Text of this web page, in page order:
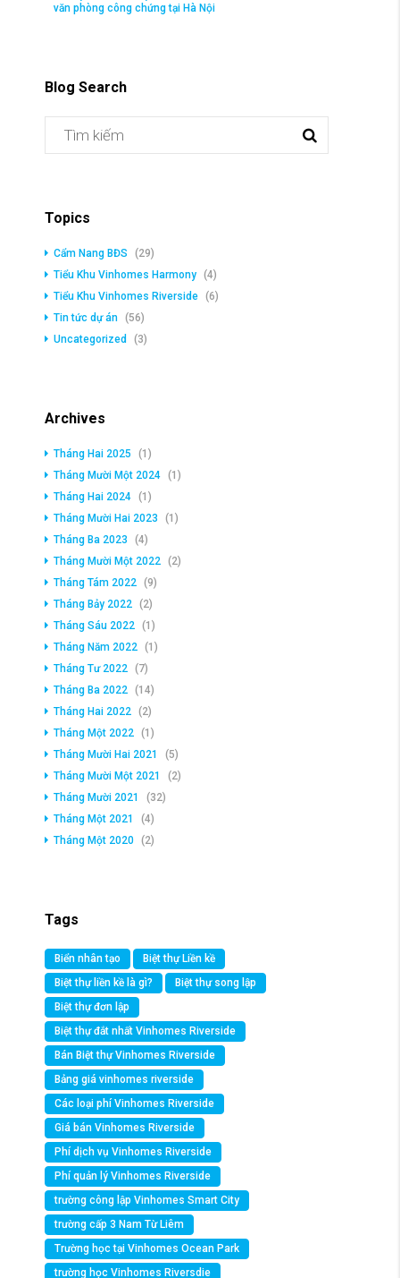
văn phòng công chứng tại Hà Nội
Blog Search
Topics
Cẩm Nang BĐS
(29)
Tiểu Khu Vinhomes Harmony (4)
Tiểu Khu Vinhomes Riverside (6)
Tin tức dự án (56)
Uncategorized
(3)
Archives
Tháng Hai 2025
(1)
Tháng Mười Một 2024 (1)
Tháng Hai 2024 (1)
Tháng Mười Hai 2023
(1)
Tháng Ba 2023
(4)
Tháng Mười Một 2022 (2)
Tháng Tám 2022 (9)
Tháng Bảy 2022 (2)
Tháng Sáu 2022 (1)
Tháng Năm 2022 (1)
Tháng Tư 2022 (7)
Tháng Ba 2022 (14)
Tháng Hai 2022 (2)
Tháng Một 2022 (1)
Tháng Mười Hai 2021
(5)
Tháng Mười Một 2021
(2)
Tháng Mười 2021
(32)
Tháng Một 2021
(4)
Tháng Một 2020 (2)
Tags
Biển nhân tạo
Biệt thự Liền kề
Biệt thự liền kề là gì?
Biệt thự song lập
Biệt thự đơn lập
Biệt thự đắt nhất Vinhomes Riverside
Bán Biệt thự Vinhomes Riverside
Bảng giá vinhomes riverside
Các loại phí Vinhomes Riverside
Giá bán Vinhomes Riverside
Phí dịch vụ Vinhomes Riverside
Phí quản lý Vinhomes Riverside
trường công lập Vinhomes Smart City
trường cấp 3 Nam Từ Liêm
Trường học tại Vinhomes Ocean Park
trường học Vinhomes Riversdie